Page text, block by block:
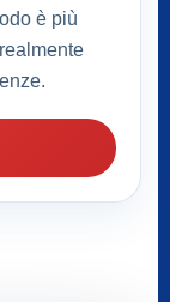
è più